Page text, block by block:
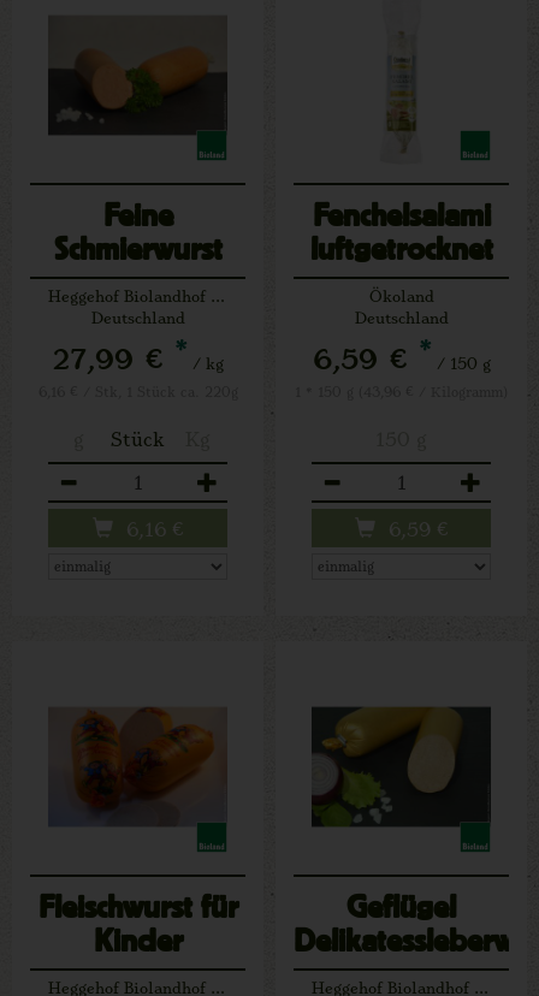
Feine
Schmierwurst
(Schwein) ca.
220 g
Heggehof Biolandhof Josef Schäfers Lichtenau
Deutschland
27,99 € * / kg
Stück
6,16 €
Fenchelsalami
luftgetrocknet
Ökoland
Deutschland
6,59 € * / 150 g
6,59 €
Fleischwurst für
Kinder
(Schwein) ca.Heggehof Biolandhof Josef Schäfers Lichtenau
Geflügel
ca. 200 g
Heggehof Biolandhof Josef Schäfers Lichtenau